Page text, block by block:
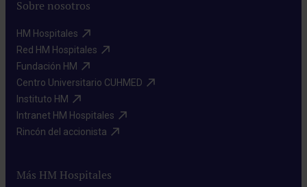
Sobre nosotros
HM Hospitales​
Red HM Hospitales​
Fundación HM​
Centro Universitario CUHMED​
Instituto HM​
Intranet HM Hospitales​
Rincón del accionista​
Más HM Hospitales